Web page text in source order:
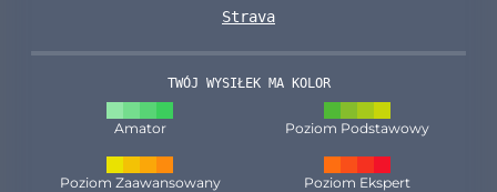
Strava
TWÓJ WYSIŁEK MA KOLOR
Amator Poziom Podstawowy
Poziom Zaawansowany Poziom Ekspert